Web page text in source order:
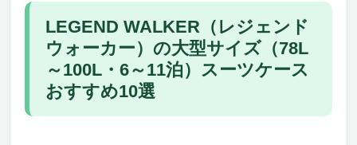
LEGEND WALKER（レジェンド
ウォーカー）の大型サイズ（78L
～100L・6～11泊）スーツケース
おすすめ10選